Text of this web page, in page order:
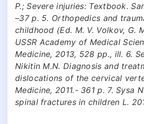
P.; Severe injuries: Textbook.
–37 p. 5. Orthopedics and
childhood (Ed. M. V. Volkov, G.
USSR Academy of Medical
Medicine, 2013, 528 pp., ill. 6.
Nikitin M.N. Diagnosis and
dislocations of the cervical
Medicine, 2011.- 361 p. 7. Sysa
spinal fractures in children L.